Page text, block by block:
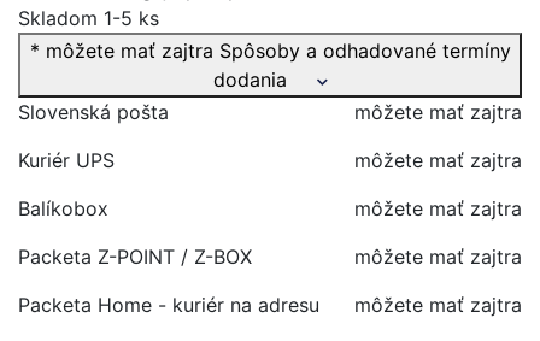
Skladom 1-5 ks
* môžete mať zajtra Spôsoby a odhadované termíny
dodania
Slovenská pošta
môžete mať zajtra
Kuriér UPS
môžete mať zajtra
Balíkobox
môžete mať zajtra
Packeta Z-POINT / Z-BOX
môžete mať zajtra
Packeta Home - kuriér na adresu
môžete mať zajtra